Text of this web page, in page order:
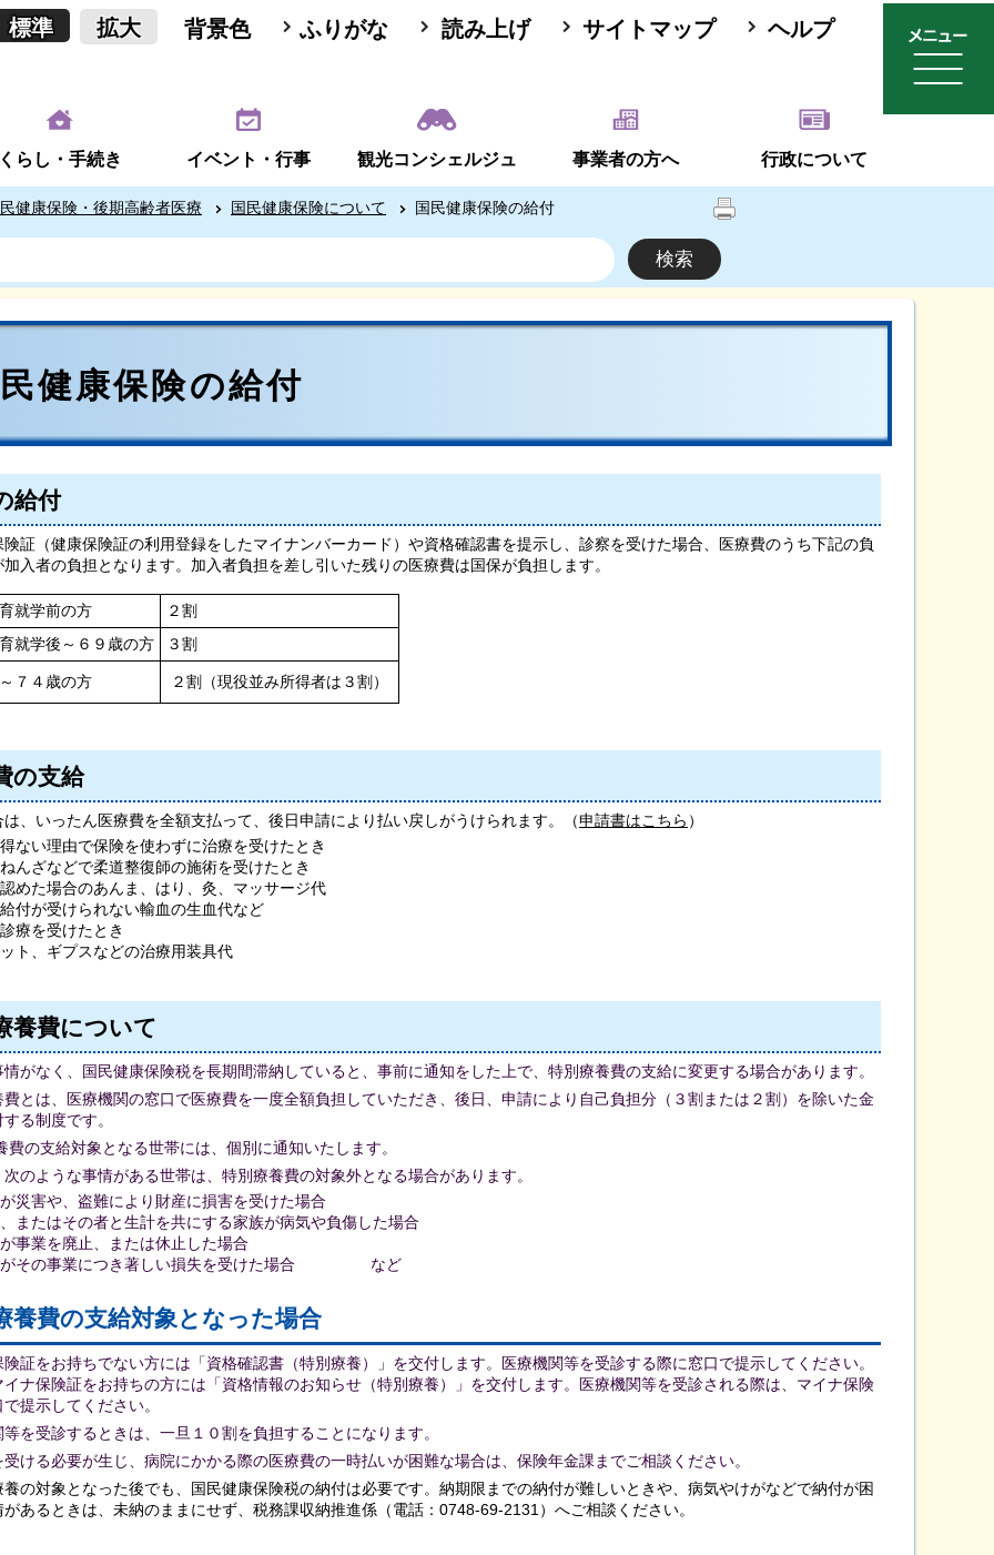
標準 拡大 背景色 ふりがな 読み上げ サイトマップ ヘルプ
らし・手続き イベント・行事 観光コンシェルジュ 事業者の方へ 行政について
健康保険・後期高齢者医療 国民健康保険について 国民健康保険の給付
健康保険の給付
給付
険証（健康保険証の利用登録をしたマイナンバーカード）や資格確認書を提示し、診察を受けた場合、医療費のうち下記の負
入者の負担となります。加入者負担を差し引いた残りの医療費は国保が負担します。
就学前の方
２割
就学後～６９歳の方
３割
７４歳の方 ２割（現役並み所得者は３割）
の支給
は、いったん医療費を全額支払って、後日申請により払い戻しがうけられます。（申請書はこちら ）
ない理由で保険を使わずに治療を受けたとき
んざなどで柔道整復師の施術を受けたとき
めた場合のあんま、はり、灸、マッサージ代
付が受けられない輸血の生血代など
療を受けたとき
ト、ギプスなどの治療用装具代
養費について
がなく、国民健康保険税を長期間滞納していると、事前に通知をした上で、特別療養費の支給に変更する場合があります。
費とは、医療機関の窓口で医療費を一度全額負担していただき、後日、申請により自己負担分（３割または２割）を除いた金
る制度です。
の支給対象となる世帯には、個別に通知いたします。
のような事情がある世帯は、特別療養費の対象外となる場合があります。
災害や、盗難により財産に損害を受けた場合
またはその者と生計を共にする家族が病気や負傷した場合
事業を廃止、または休止した場合
がその事業につき著しい損失を受けた場合 など
養費の支給対象となった場合
証をお持ちでない方には「資格確認書（特別療養）」を交付します。医療機関等を受診する際に窓口で提示してください。
イナ保険証をお持ちの方には「資格情報のお知らせ（特別療養）」を交付します。医療機関等を受診される際は、マイナ保険
提示してください。
を受診するときは、一旦１０割を負担することになります。
ける必要が生じ、病院にかかる際の医療費の一時払いが困難な場合は、保険年金課までご相談ください。
の対象となった後でも、国民健康保険税の納付は必要です。納期限までの納付が難しいときや、病気やけがなどで納付が困
あるときは、未納のままにせず、税務課収納推進係（電話：0748-69-2131）へご相談ください。